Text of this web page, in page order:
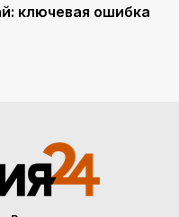
ключевая ошибка